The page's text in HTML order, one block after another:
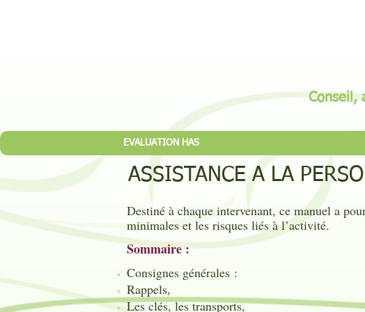
Conseil,
EVALUATION HAS
ASSISTANCE A LA
Destiné à chaque intervenant, ce manuel a
minimales et les risques liés à l’activité.
Sommaire :
Consignes générales :
Rappels,
Les clés, les transports,